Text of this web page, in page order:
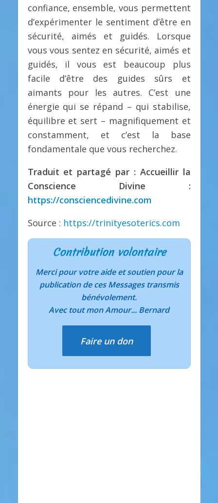
confiance, ensemble, vous permettent
d’expérimenter le sentiment d’être en
sécurité, aimés et guidés. Lorsque
vous vous sentez en sécurité, aimés et
guidés, il vous est beaucoup plus
facile d’être des guides sûrs et
aimants pour les autres. C’est une
énergie qui se répand – qui stabilise,
équilibre et sert – magnifiquement et
constamment, et c’est la base
fondamentale que vous recherchez.
Traduit et partagé par : Accueillir la
Conscience Divine :
https://consciencedivine.com
Source : https://trinityesoterics.com
Contribution volontaire
Merci pour votre aide et soutien pour la
publication de ces Messages transmis
bénévolement.
Avec tout mon Amour... Bernard
Faire un don